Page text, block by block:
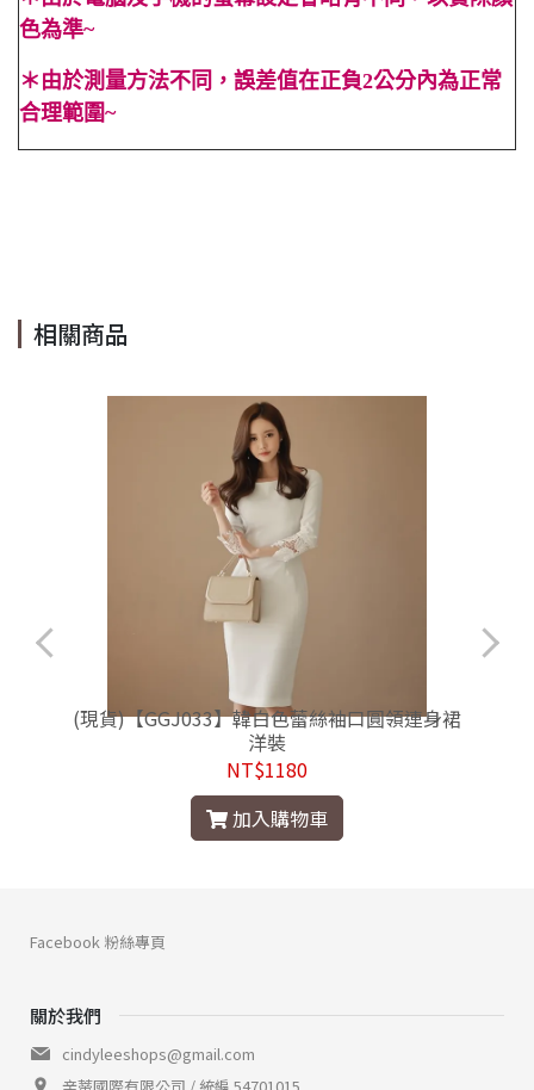
色為準~
＊ 由於測量方法不同，誤差值在正負2公分內為正常
合理範圍~
相關商品
(現貨)【GGJ033】韓白色蕾絲袖口圓領連身裙
洋裝
NT$1180
加入購物車
關於我們
cindyleeshops@gmail.com
Facebook 粉絲專頁